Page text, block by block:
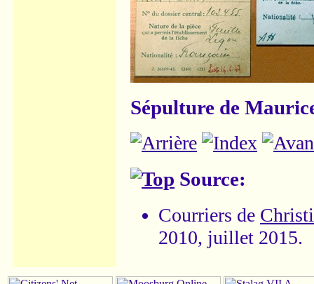
Sépulture de
Source:
Courriers de
2010, juillet 2015.